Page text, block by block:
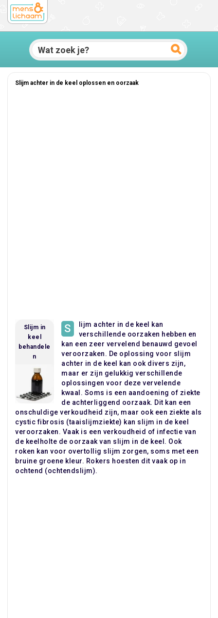
Slijm achter in de keel oplossen en oorzaak
Slijm in
keel
behandele
n
S
lijm achter in de keel kan
verschillende oorzaken hebben en
kan een zeer vervelend benauwd gevoel
veroorzaken. De oplossing voor slijm
achter in de keel kan ook divers zijn,
maar er zijn gelukkig verschillende
oplossingen voor deze vervelende
kwaal. Soms is een aandoening of ziekte
de achterliggend oorzaak. Dit kan een
onschuldige verkoudheid zijn, maar ook een ziekte als
cystic fibrosis (taaislijmziekte) kan slijm in de keel
veroorzaken. Vaak is een verkoudheid of infectie van
de keelholte de oorzaak van slijm in de keel. Ook
roken kan voor overtollig slijm zorgen, soms met een
bruine groene kleur. Rokers hoesten dit vaak op in
ochtend (ochtendslijm).